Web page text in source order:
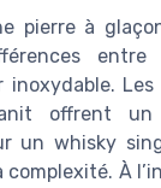
pierre à
inoxydable.
offrent un
un whisky
À